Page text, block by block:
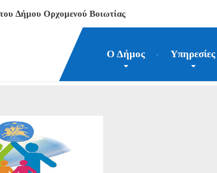
Δήμου Ορχομενού Βοιωτίας
Ο Δήμος Υπηρεσίες
Νέα-Επικαιρότητα